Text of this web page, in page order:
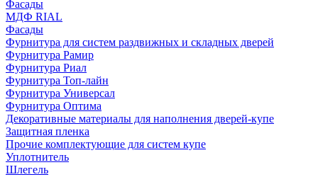
Фасады
МДФ RIAL
Фасады
Фурнитура для систем раздвижных и складных дверей
Фурнитура Рамир
Фурнитура Риал
Фурнитура Топ-лайн
Фурнитура Универсал
Фурнитура Оптима
Декоративные материалы для наполнения дверей-купе
Защитная пленка
Прочие комплектующие для систем купе
Уплотнитель
Шлегель